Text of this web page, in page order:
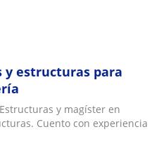
y estructuras para
y magíster en
Cuento con experiencia